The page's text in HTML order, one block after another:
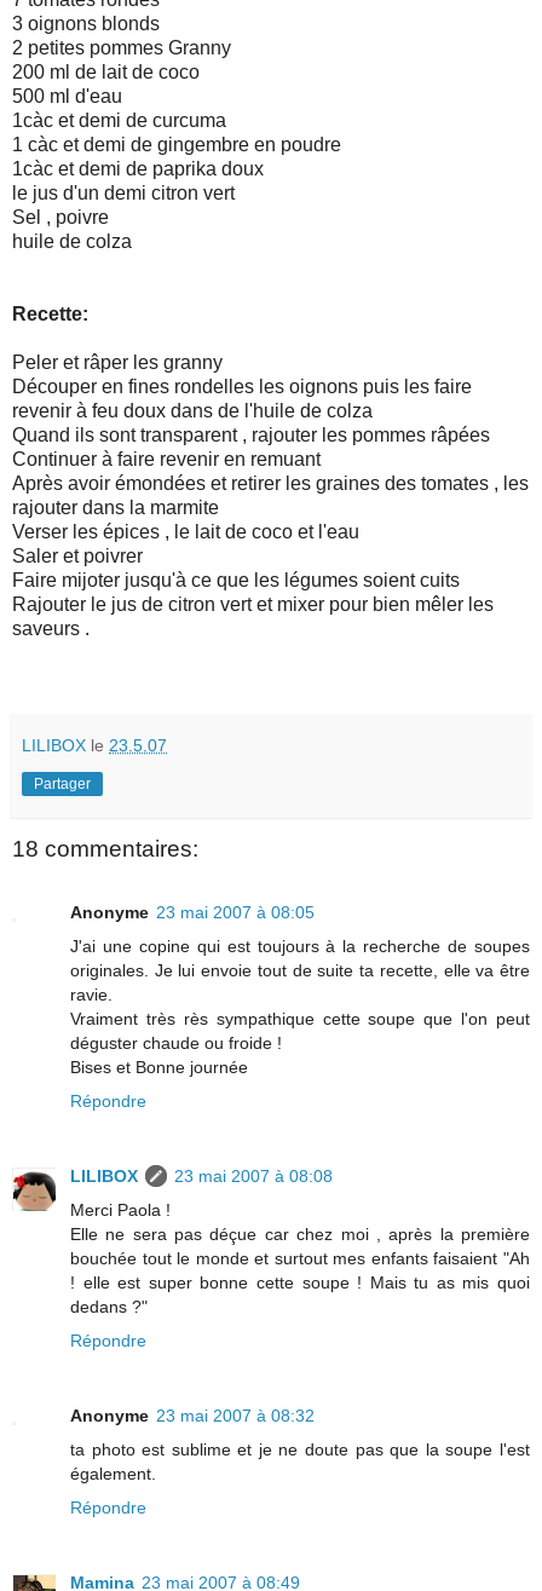
3 oignons blonds
2 petites pommes Granny
200 ml de lait de coco
500 ml d'eau
1càc et demi de curcuma
1 càc et demi de gingembre en poudre
1càc et demi de paprika doux
le jus d'un demi citron vert
Sel , poivre
huile de colza
Recette:
Peler et râper les granny
Découper en fines rondelles les oignons puis les faire
revenir à feu doux dans de l'huile de colza
Quand ils sont transparent , rajouter les pommes râpées
Continuer à faire revenir en remuant
Après avoir émondées et retirer les graines des tomates , les
rajouter dans la marmite
Verser les épices , le lait de coco et l'eau
Saler et poivrer
Faire mijoter jusqu'à ce que les légumes soient cuits
Rajouter le jus de citron vert et mixer pour bien mêler les
saveurs .
LILIBOX le 23.5.07
Partager
18 commentaires:
Anonyme 23 mai 2007 à 08:05
J'ai une copine qui est toujours à la recherche de soupes
originales. Je lui envoie tout de suite ta recette, elle va être
ravie.
Vraiment très rès sympathique cette soupe que l'on peut
déguster chaude ou froide !
Bises et Bonne journée
Répondre
LILIBOX
23 mai 2007 à 08:08
Merci Paola !
Elle ne sera pas déçue car chez moi , après la première
bouchée tout le monde et surtout mes enfants faisaient "Ah
! elle est super bonne cette soupe ! Mais tu as mis quoi
dedans ?"
Répondre
Anonyme 23 mai 2007 à 08:32
ta photo est sublime et je ne doute pas que la soupe l'est
également.
Répondre
Mamina 23 mai 2007 à 08:49